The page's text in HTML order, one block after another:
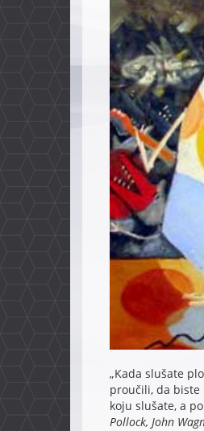
„Kada slušate
proučili, da biste
koju slušate, a
Pollock, John